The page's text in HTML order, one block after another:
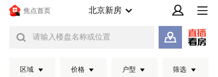
焦点首页 北京新房
请输入楼盘名称或位置
区域 价格 户型 筛选